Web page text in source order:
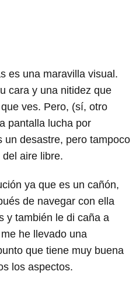
es una maravilla visual.
cara y una nitidez que
ves. Pero, (sí, otro
pantalla lucha por
un desastre, pero tampoco
aire libre.
ya que es un cañón,
de navegar con ella
y también le di caña a
he llevado una
que tiene muy buena
los aspectos.